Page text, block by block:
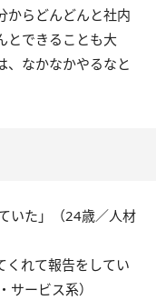
からどんどんと社内
とできることも大
、なかなかやるなと
いた」（24歳／人材
くれて報告をしてい
ービス系）